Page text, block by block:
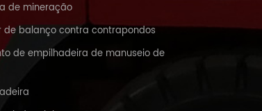
de mineração
de balanço contra contrapondos
de empilhadeira de manuseio de